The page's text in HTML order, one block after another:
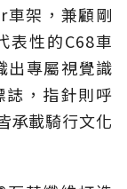
架，兼顧剛
表性的C68車
出專屬視覺識
，指針則呼
承載騎行文化